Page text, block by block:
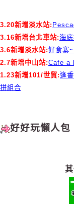
3.20新增淡水站:
3.16新增台北車站:海
3.6新增淡水站:好食寨
2.7新增中山站:Cafe a
1.23新增101/世貿:逢
拼組合
好好玩懶人包